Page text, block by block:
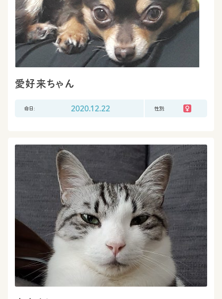
愛好来ちゃん
命日: 2020.12.22 性別: